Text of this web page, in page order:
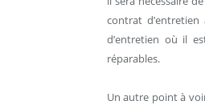
contrat
d’entretien où il
réparables.
Un autre point à